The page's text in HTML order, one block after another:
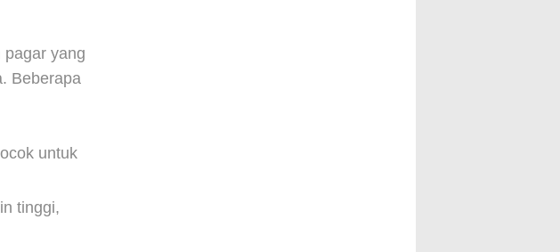
pagar yang
Beberapa
untuk
tinggi,